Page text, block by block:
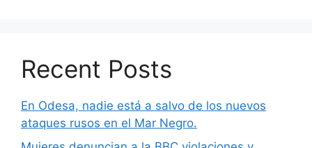
Recent Posts
En Odesa, nadie está a salvo de los nuevos
ataques rusos en el Mar Negro.